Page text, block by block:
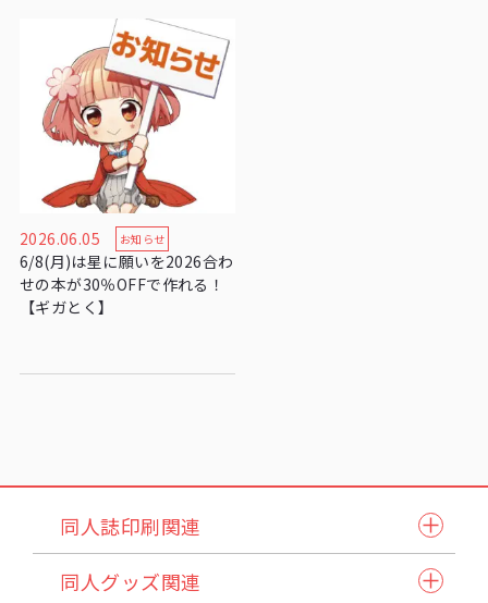
2026.06.05 お知らせ
6/8(月)は星に願いを2026合わ
せの本が30％OFFで作れる！
【ギガとく】
同人誌印刷関連
同人誌セット
小説本セット
同人グッズ関連